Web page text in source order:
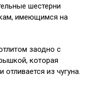
шестерни
имеющимся на
заодно с
которая
из чугуна.